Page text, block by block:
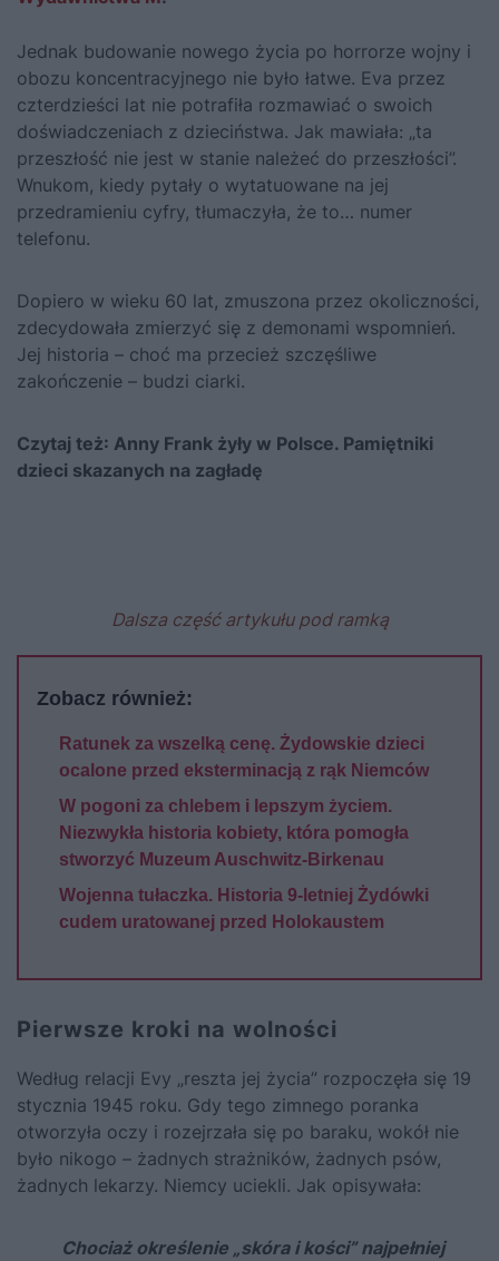
Jednak budowanie nowego życia po horrorze wojny i
obozu koncentracyjnego nie było łatwe. Eva przez
czterdzieści lat nie potrafiła rozmawiać o swoich
doświadczeniach z dzieciństwa. Jak mawiała: „ta
przeszłość nie jest w stanie należeć do przeszłości”.
Wnukom, kiedy pytały o wytatuowane na jej
przedramieniu cyfry, tłumaczyła, że to… numer
telefonu.
Dopiero w wieku 60 lat, zmuszona przez okoliczności,
zdecydowała zmierzyć się z demonami wspomnień.
Jej historia – choć ma przecież szczęśliwe
zakończenie – budzi ciarki.
Czytaj też: Anny Frank żyły w Polsce. Pamiętniki
dzieci skazanych na zagładę
Dalsza część artykułu pod ramką
Zobacz również:
Ratunek za wszelką cenę. Żydowskie dzieci
ocalone przed eksterminacją z rąk Niemców
W pogoni za chlebem i lepszym życiem.
Niezwykła historia kobiety, która pomogła
stworzyć Muzeum Auschwitz-Birkenau
Wojenna tułaczka. Historia 9-letniej Żydówki
cudem uratowanej przed Holokaustem
Pierwsze kroki na wolności
Według relacji Evy „reszta jej życia” rozpoczęła się 19
stycznia 1945 roku. Gdy tego zimnego poranka
otworzyła oczy i rozejrzała się po baraku, wokół nie
było nikogo – żadnych strażników, żadnych psów,
żadnych lekarzy. Niemcy uciekli. Jak opisywała:
Chociaż określenie „skóra i kości” najpełniej